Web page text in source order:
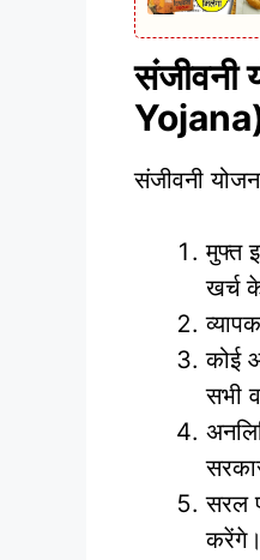
संजीवनी
मुफ्त
खर्च
कोई
सभी
सरल
करेंगे।